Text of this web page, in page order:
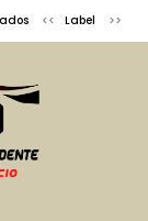
Label